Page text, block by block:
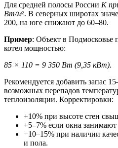
Для средней полосы России K
Вт/м². В северных широтах
200, на юге снижают до 60–80.
Пример: Объект в Подмосковье
котел мощностью:
85 × 110 = 9 350 Вт (9,35 кВт).
Рекомендуется добавить запас
возможных перепадов
теплоизоляции. Корректировки:
+10% при высоте стен
+5–7% если окна
−10–15% при наличии
и пола.